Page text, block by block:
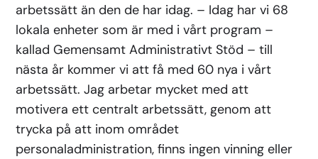
arbetssätt än den de har idag. – Idag har vi 68
lokala enheter som är med i vårt program –
kallad Gemensamt Administrativt Stöd – till
nästa år kommer vi att få med 60 nya i vårt
arbetssätt. Jag arbetar mycket med att
motivera ett centralt arbetssätt, genom att
trycka på att inom området
personaladministration, finns ingen vinning eller